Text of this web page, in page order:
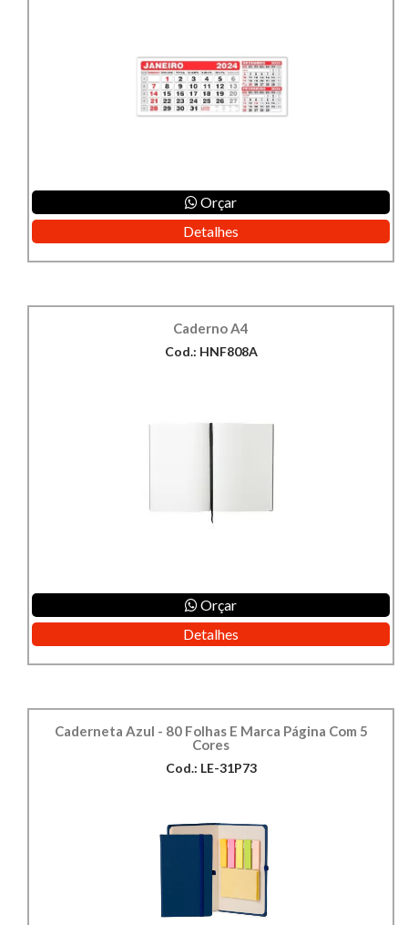
Orçar
Detalhes
Caderno A4
Cod.: HNF808A
Orçar
Detalhes
Caderneta Azul - 80 Folhas E Marca Página Com 5
Cores
Cod.: LE-31P73